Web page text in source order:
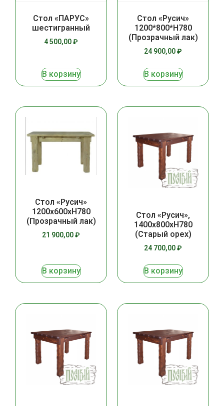
Стол «ПАРУС»
шестигранный
4 500,00₽
В корзину
Стол «Русич»
1200*800*Н780
(Прозрачный лак)
24 900,00₽
В корзину
Стол «Русич»
1200х600хН780
(Прозрачный лак)
21 900,00₽
В корзину
Стол «Русич»,
1400х800хH780
(Старый орех)
24 700,00₽
В корзину